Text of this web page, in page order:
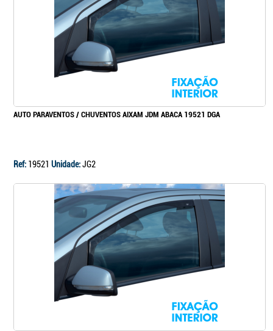
AUTO PARAVENTOS / CHUVENTOS AIXAM JDM ABACA 19521 DGA
Ref: 19521 Unidade:JG2